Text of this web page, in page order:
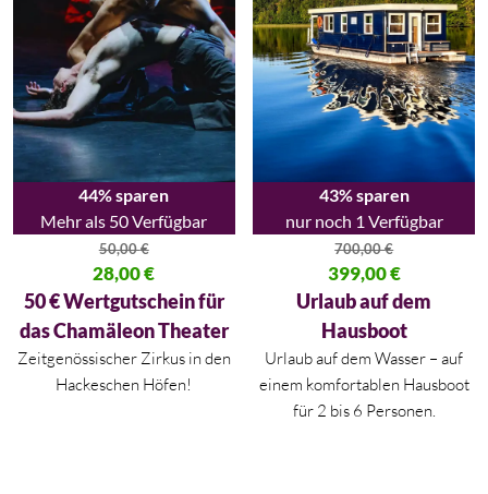
44% sparen
Mehr als 50 Verfügbar
50,00€
Ursprünglicher Preis war: 50,00 €
28,00€
Aktueller Preis ist: 28,00 €.
50 € Wertgutschein für
das Chamäleon Theater
Zeitgenössischer Zirkus in den
Hackeschen Höfen!
43% sparen
nur noch 1 Verfügbar
700,00€
Ursprünglicher Preis war:
399,00€
Aktueller Preis ist: 399,00 €.
Urlaub auf dem
Hausboot
Urlaub auf dem Wasser – auf
einem komfortablen Hausboot
für 2 bis 6 Personen.